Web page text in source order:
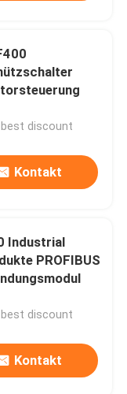
discount
Kontakt
Industrial
PROFIBUS
discount
Kontakt